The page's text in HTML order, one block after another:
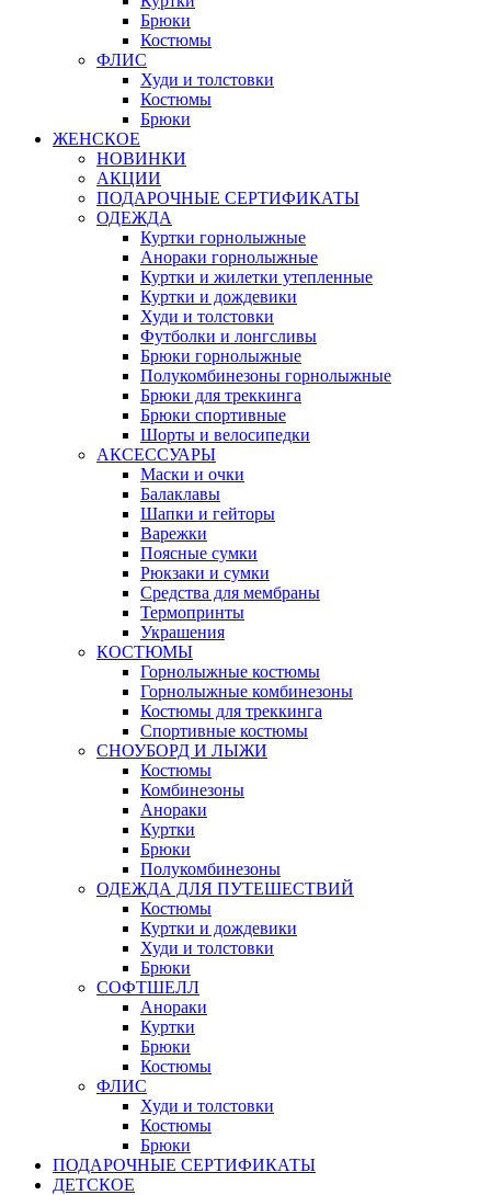
Брюки
Костюмы
ФЛИС
Худи и толстовки
Костюмы
Брюки
ЖЕНСКОЕ
НОВИНКИ
АКЦИИ
ПОДАРОЧНЫЕ СЕРТИФИКАТЫ
ОДЕЖДА
Куртки горнолыжные
Анораки горнолыжные
Куртки и жилетки утепленные
Куртки и дождевики
Худи и толстовки
Футболки и лонгсливы
Брюки горнолыжные
Полукомбинезоны горнолыжные
Брюки для треккинга
Брюки спортивные
Шорты и велосипедки
АКСЕССУАРЫ
Маски и очки
Балаклавы
Шапки и гейторы
Варежки
Поясные сумки
Рюкзаки и сумки
Средства для мембраны
Термопринты
Украшения
КОСТЮМЫ
Горнолыжные костюмы
Горнолыжные комбинезоны
Костюмы для треккинга
Спортивные костюмы
СНОУБОРД И ЛЫЖИ
Костюмы
Комбинезоны
Анораки
Куртки
Брюки
Полукомбинезоны
ОДЕЖДА ДЛЯ ПУТЕШЕСТВИЙ
Костюмы
Куртки и дождевики
Худи и толстовки
Брюки
СОФТШЕЛЛ
Анораки
Куртки
Брюки
Костюмы
ФЛИС
Худи и толстовки
Костюмы
Брюки
ПОДАРОЧНЫЕ СЕРТИФИКАТЫ
ДЕТСКОЕ